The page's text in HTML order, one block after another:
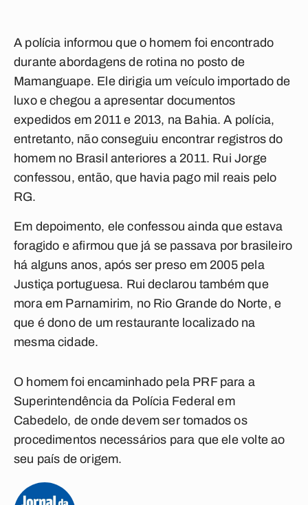
A polícia informou que o homem foi encontrado
durante abordagens de rotina no posto de
Mamanguape. Ele dirigia um veículo importado de
luxo e chegou a apresentar documentos
expedidos em 2011 e 2013, na Bahia. A polícia,
entretanto, não conseguiu encontrar registros do
homem no Brasil anteriores a 2011. Rui Jorge
confessou, então, que havia pago mil reais pelo
RG.
Em depoimento, ele confessou ainda que estava
foragido e afirmou que já se passava por brasileiro
há alguns anos, após ser preso em 2005 pela
Justiça portuguesa. Rui declarou também que
mora em Parnamirim, no Rio Grande do Norte, e
que é dono de um restaurante localizado na
mesma cidade.
O homem foi encaminhado pela PRF para a
Superintendência da Polícia Federal em
Cabedelo, de onde devem ser tomados os
procedimentos necessários para que ele volte ao
seu país de origem.